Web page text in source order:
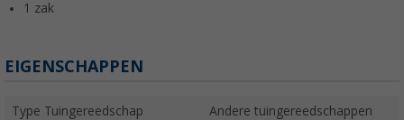
1 zak
EIGENSCHAPPEN
Type Tuingereedschap Andere tuingereedschappen